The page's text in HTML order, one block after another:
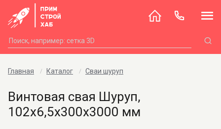
Главная Каталог Сваи шуруп
Винтовая свая Шуруп,
102х6,5х300х3000 мм